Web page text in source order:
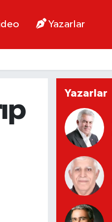
Yazarlar
Yazarlar